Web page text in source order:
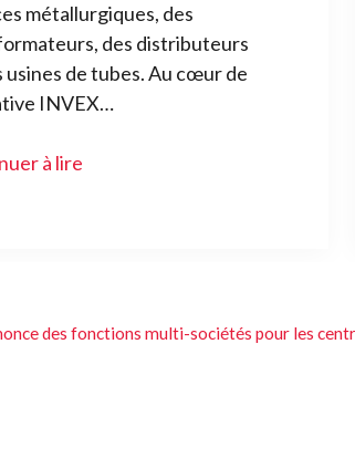
métallurgiques, des
des distributeurs
usines de tubes. Au cœur de
INVEX…
à lire
des fonctions multi-sociétés pour les